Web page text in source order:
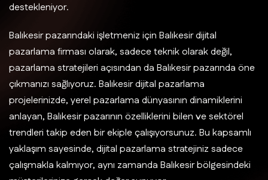
destekleniyor.
Balıkesir pazarındaki işletmeniz için Balıkesir dijital
pazarlama firması olarak, sadece teknik olarak değil,
pazarlama stratejileri açısından da Balıkesir pazarında öne
çıkmanızı sağlıyoruz. Balıkesir dijital pazarlama
projelerinizde, yerel pazarlama dünyasının dinamiklerini
anlayan, Balıkesir pazarının özelliklerini bilen ve sektörel
trendleri takip eden bir ekiple çalışıyorsunuz. Bu kapsamlı
yaklaşım sayesinde, dijital pazarlama stratejiniz sadece
çalışmakla kalmıyor, aynı zamanda Balıkesir bölgesindeki